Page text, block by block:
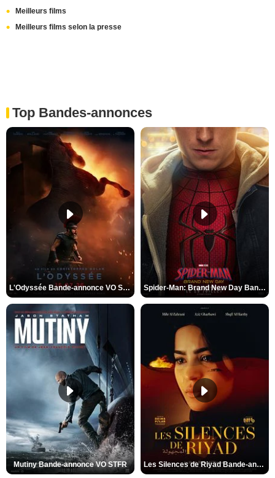
Meilleurs films
Meilleurs films selon la presse
Top Bandes-annonces
L'Odyssée Bande-annonce VO STFR Spider-Man: Brand New Day Bande-annonce VO STFR
Mutiny Bande-annonce VO STFR Les Silences de Riyad Bande-annonce VO STFR